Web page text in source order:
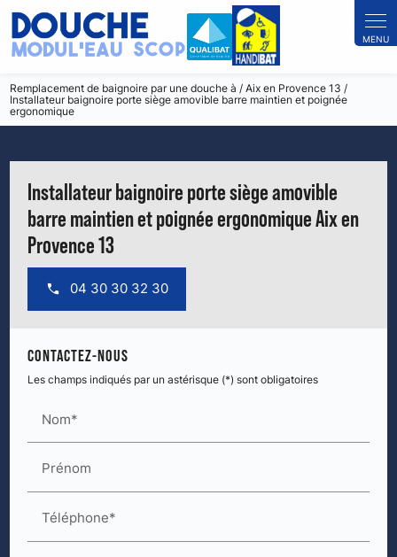
Remplacement de baignoire par une douche à / Aix en Provence 13 /
Installateur baignoire porte siège amovible barre maintien et poignée
ergonomique
Installateur baignoire porte siège amovible
barre maintien et poignée ergonomique Aix en
Provence 13
04 30 30 32 30
CONTACTEZ-NOUS
Les champs indiqués par un astérisque (*) sont obligatoires
Nom*
Prénom
Téléphone*